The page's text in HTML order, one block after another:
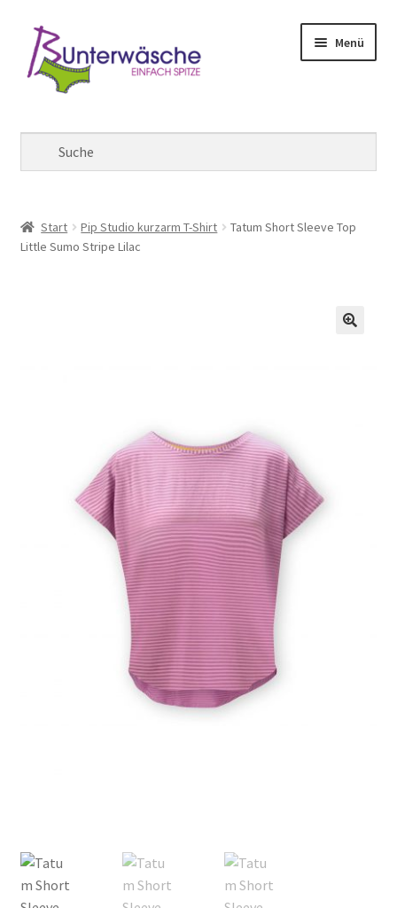
Zur
Navigation
springen
Zum
Inhalt
springen
Menü
Start Pip Studio kurzarm T-Shirt
Tatum Short Sleeve Top
Little Sumo Stripe Lilac